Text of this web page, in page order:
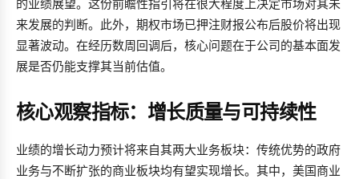
的业绩展望。这份前瞻性指引将在很大程度上决定市场对其未
来发展的判断。此外，期权市场已押注财报公布后股价将出现
显著波动。在经历数周回调后，核心问题在于公司的基本面发
展是否仍能支撑其当前估值。
核心观察指标：增长质量与可持续性
业绩的增长动力预计将来自其两大业务板块：传统优势的政府
业务与不断扩张的商业板块均有望实现增长。其中，美国商业